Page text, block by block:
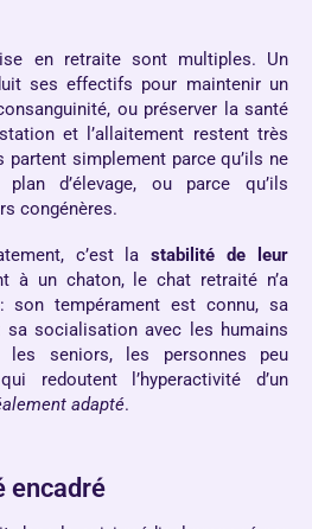
en retraite sont multiples. Un
ses effectifs pour maintenir un
ou préserver la santé
et l’allaitement restent très
partent simplement parce qu’ils ne
d’élevage, ou parce qu’ils
congénères.
c’est lastabilité de leur
à un chaton, le chat retraité n’a
son tempérament est connu, sa
socialisation avec les humains
seniors, les personnes peu
redoutent l’hyperactivité d’un
adapté.
encadré